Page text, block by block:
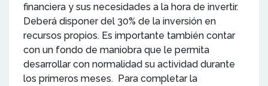
financiera y sus necesidades a la hora de invertir.
Deberá disponer del 30% de la inversión en
recursos propios. Es importante también contar
con un fondo de maniobra que le permita
desarrollar con normalidad su actividad durante
los primeros meses. Para completar la